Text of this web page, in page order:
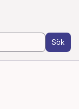
Sök